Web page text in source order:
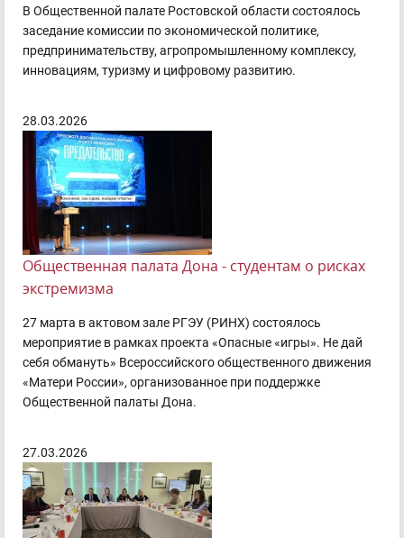
В Общественной палате Ростовской области состоялось
заседание комиссии по экономической политике,
предпринимательству, агропромышленному комплексу,
инновациям, туризму и цифровому развитию.
28.03.2026
Общественная палата Дона - студентам о рисках
экстремизма
27 марта в актовом зале РГЭУ (РИНХ) состоялось
мероприятие в рамках проекта «Опасные «игры». Не дай
себя обмануть» Всероссийского общественного движения
«Матери России», организованное при поддержке
Общественной палаты Дона.
27.03.2026